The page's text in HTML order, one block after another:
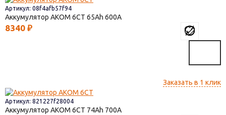
Артикул: 08f4afb57f94
Аккумулятор AКОМ 6СТ 65 600
8340 ₽
Заказать в 1 клик
Артикул: 821227f28004
Аккумулятор AКОМ 6СТ 74 700